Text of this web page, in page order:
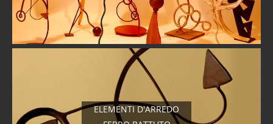
ELEMENTI D'ARREDO